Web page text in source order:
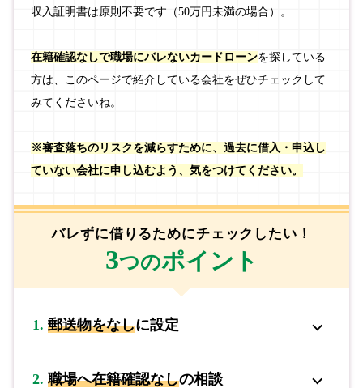
収入証明書は原則不要です（50万円未満の場合）。
在籍確認なしで職場にバレないカードローンを探している
方は、このページで紹介している会社をぜひチェックして
みてくださいね。
※審査落ちのリスクを減らすために、過去に借入・申込し
ていない会社に申し込むよう、気をつけてください。
バレずに借りるためにチェックしたい！
3つのポイント
1. 郵送物をなしに設定
2. 職場へ在籍確認なしの相談